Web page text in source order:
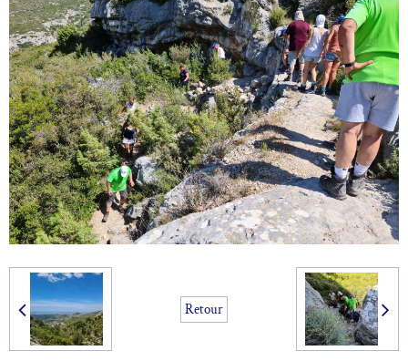
Retour